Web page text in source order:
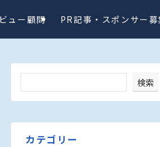
ュー顧問 PR記事・スポンサー募
検索
カテゴリー